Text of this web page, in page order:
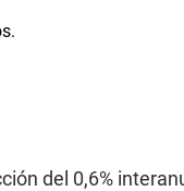
del 0,6%